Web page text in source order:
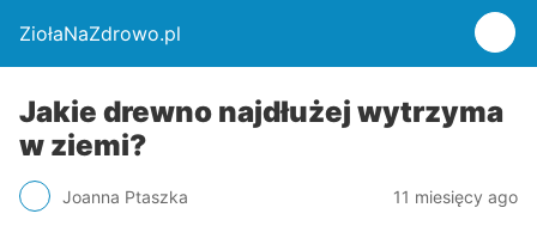
ZiołaNaZdrowo.pl
Jakie drewno najdłużej wytrzyma
w ziemi?
Joanna Ptaszka 11 miesięcy ago